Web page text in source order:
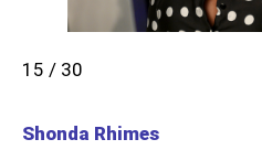
15 / 30
Shonda Rhimes